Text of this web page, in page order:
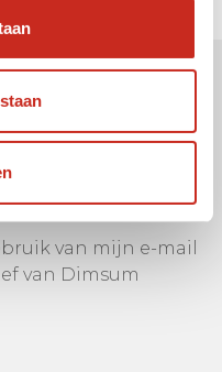
van mijn e-mail
van Dimsum